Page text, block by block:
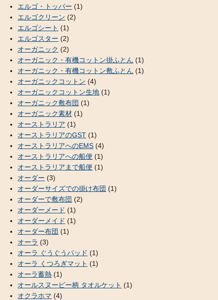
エルゴ・トッパー (1)
エルゴクリーン (2)
エルゴシート (1)
エルゴスター (2)
オーガニック (2)
オーガニック・有機コットン掛ふとん (1)
オーガニック・有機コットン敷ふとん (1)
オーガニックコットン (4)
オーガニックコットン生地 (1)
オーガニック敷布団 (1)
オーガニック素材 (1)
オーストラリア (1)
オーストラリアのGST (1)
オーストラリアへのEMS (4)
オーストラリアへの船便 (1)
オーストラリアまで船便 (1)
オーダー (3)
オーダーサイズでの掛け布団 (1)
オーダーで敷布団 (2)
オーダーメード (1)
オーダーメイド (1)
オーダー布団 (1)
オーラ (3)
オーラ ぐうぐうパッド (1)
オーラ くつろぎマット (1)
オーラ蓄熱 (1)
オールスヌーピー柄 タオルケット (1)
オクラホマ (4)